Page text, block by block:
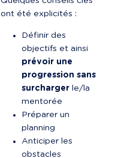
ont été explicités :
Définir des
objectifs et ainsi
prévoir une
progression sans
surcharger le/la
mentorée
Préparer un
planning
Anticiper les
obstacles